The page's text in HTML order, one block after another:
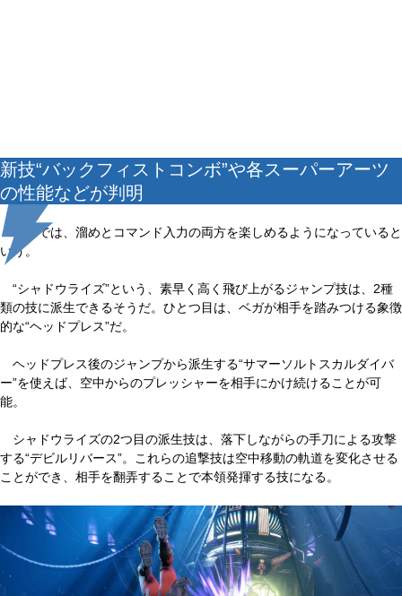
新技“バックフィストコンボ”や各スーパーアーツ
の性能などが判明
本作では、溜めとコマンド入力の両方を楽しめるようになっていると
いう。
“シャドウライズ”という、素早く高く飛び上がるジャンプ技は、2種
類の技に派生できるそうだ。ひとつ目は、ベガが相手を踏みつける象徴
的な“ヘッドプレス”だ。
ヘッドプレス後のジャンプから派生する“サマーソルトスカルダイバ
ー”を使えば、空中からのプレッシャーを相手にかけ続けることが可
能。
シャドウライズの2つ目の派生技は、落下しながらの手刀による攻撃
する“デビルリバース”。これらの追撃技は空中移動の軌道を変化させる
ことができ、相手を翻弄することで本領発揮する技になる。